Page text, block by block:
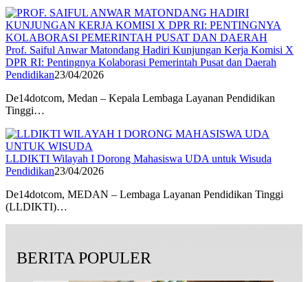
Prof. Saiful Anwar Matondang Hadiri Kunjungan Kerja Komisi X
DPR RI: Pentingnya Kolaborasi Pemerintah Pusat dan Daerah
Pendidikan23/04/2026
De14dotcom, Medan – Kepala Lembaga Layanan Pendidikan
Tinggi…
LLDIKTI Wilayah I Dorong Mahasiswa UDA untuk Wisuda
Pendidikan23/04/2026
De14dotcom, MEDAN – Lembaga Layanan Pendidikan Tinggi
(LLDIKTI)…
BERITA POPULER